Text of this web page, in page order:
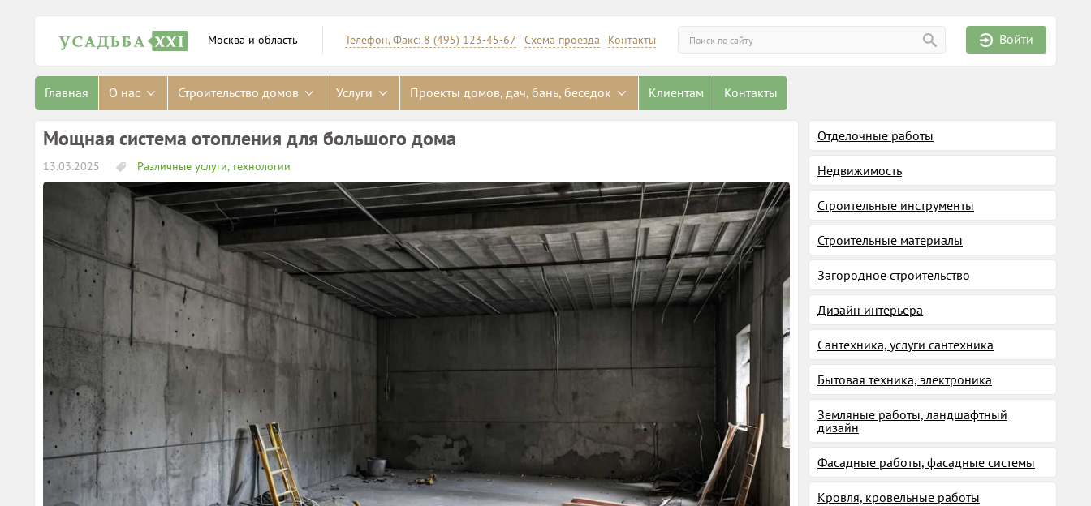
Войти
Искать
Телефон, Факс: 8 (495) 123-45-67 Схема проезда Контакты
Москва и область
Главная О нас Строительство домов Услуги Проекты домов, дач, бань, беседок Клиентам Контакты
Мощная система отопления для большого дома
13.03.2025 Различные услуги, технологии
Отделочные работы
Недвижимость
Строительные инструменты
Строительные материалы
Загородное строительство
Дизайн интерьера
Сантехника, услуги сантехника
Бытовая техника, электроника
Земляные работы, ландшафтный
дизайн
Фасадные работы, фасадные системы
Кровля, кровельные работы